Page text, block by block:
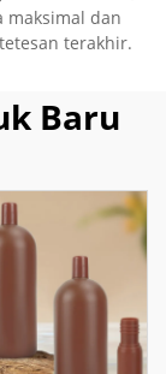
maksimal dan
terakhir.
Baru